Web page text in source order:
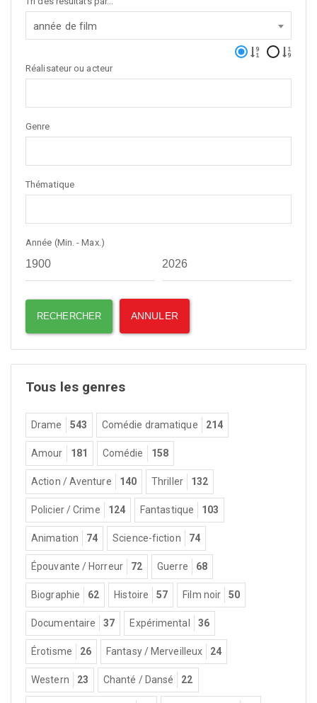
année de film
Réalisateur ou acteur
Genre
Thématique
Année (Min. - Max.)
Tous les genres
Drame 543 Comédie dramatique 214
Amour 181 Comédie 158
Action / Aventure 140 Thriller 132
Policier / Crime 124 Fantastique 103
Animation 74 Science-fiction 74
Épouvante / Horreur 72 Guerre 68
Biographie 62 Histoire 57 Film noir 50
Documentaire 37 Expérimental 36
Érotisme 26 Fantasy / Merveilleux 24
Western 23 Chanté / Dansé 22